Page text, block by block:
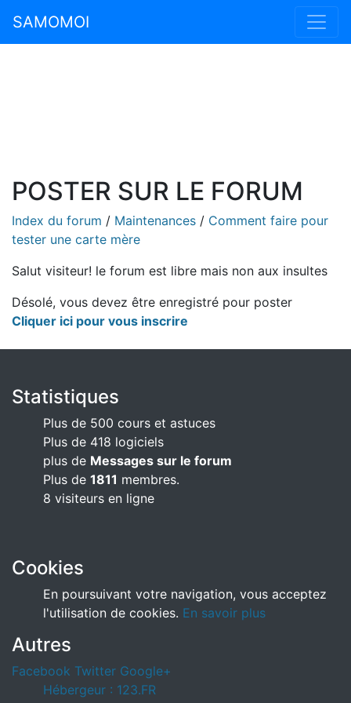
SAMOMOI
POSTER SUR LE FORUM
Index du forum / Maintenances / Comment faire pour
tester une carte mère
Salut visiteur! le forum est libre mais non aux insultes
Désolé, vous devez être enregistré pour poster
Cliquer ici pour vous inscrire
Statistiques
Plus de 500 cours et astuces
Plus de 418 logiciels
plus de Messages sur le forum
Plus de 1811 membres.
8 visiteurs en ligne
Cookies
En poursuivant votre navigation, vous acceptez
l'utilisation de cookies. En savoir plus
Autres
Facebook Twitter Google+
Hébergeur : 123.FR